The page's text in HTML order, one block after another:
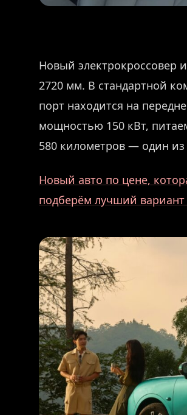
Новый электрокроссовер
2720 мм. В стандартной
порт находится на
мощностью 150 кВт,
580 километров — один из
Новый авто по цене,
подберём лучший